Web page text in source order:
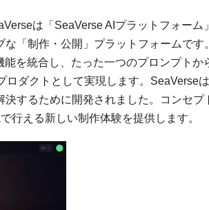
は「SeaVerse AIプラットフォーム
「制作・公開」プラットフォームです
を統合し、たった一つのプロンプトか
ダクトとして実現します。SeaVerse
するために開発されました。コンセプ
行える新しい制作体験を提供します。